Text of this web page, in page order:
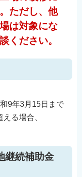
ただし、 他
は対象にな
ください。
9年3月15日まで
る場合、
継続補助金